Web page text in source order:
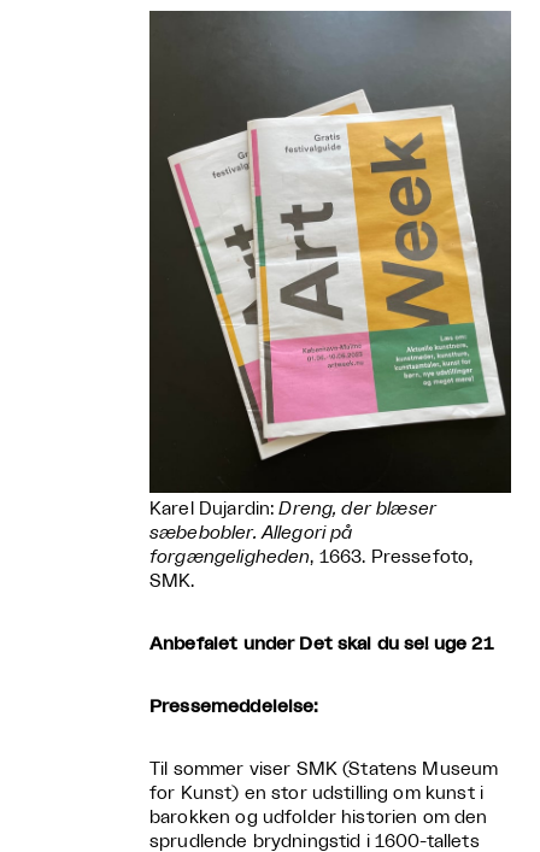
Karel Dujardin:Dreng, der blæser
sæbebobler. Allegori på
forgængeligheden, 1663. Pressefoto,
SMK.
Anbefalet under Det skal du se! uge 21
Pressemeddelelse:
Til sommer viser SMK (Statens Museum
for Kunst) en stor udstilling om kunst i
barokken og udfolder historien om den
sprudlende brydningstid i 1600-tallets